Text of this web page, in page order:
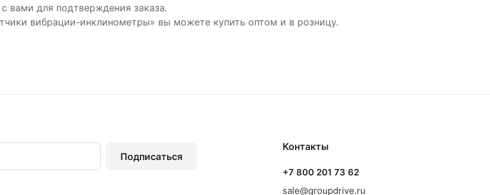
вами для подтверждения заказа.
вибрации-инклинометры» вы можете купить оптом и в розницу.
Подписаться
Контакты
+7 800 201 73 62
sale@groupdrive.ru